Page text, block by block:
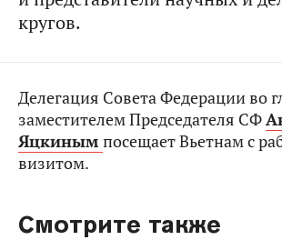
кругов.
Делегация Совета Федерации во
заместителем Председателя СФ
Яцкиным посещает Вьетнам с
визитом.
Смотрите также